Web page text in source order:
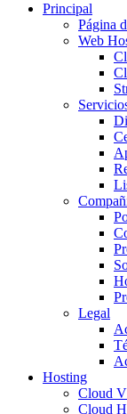
Principal
Página
Web
Legal
Hosting
Cloud
Cloud